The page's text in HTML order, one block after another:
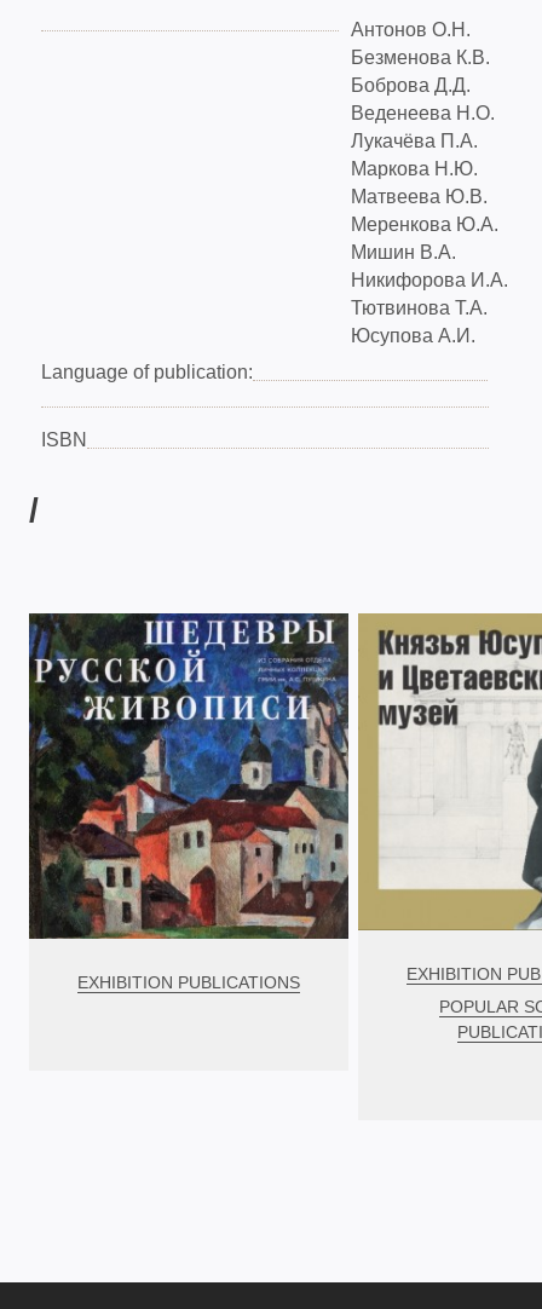
Антонов О.Н.
Безменова К.В.
Боброва Д.Д.
Веденеева Н.О.
Лукачёва П.А.
Маркова Н.Ю.
Матвеева Ю.В.
Меренкова Ю.А.
Мишин В.А.
Никифорова И.А.
Тютвинова Т.А.
Юсупова А.И.
Language of publication:
ISBN
/
EXHIBITION PUBLICATIONS
EXHIBITION
POPULAR